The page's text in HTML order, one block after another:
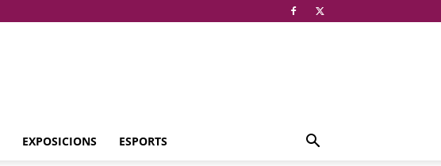
EXPOSICIONS ESPORTS